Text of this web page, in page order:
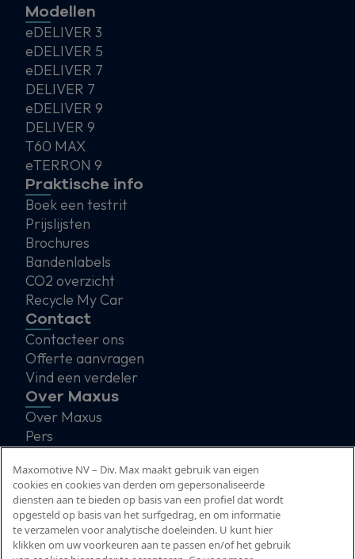
Modellen
eDELIVER 3
eDELIVER 5
eDELIVER 7
DELIVER 7
eDELIVER 9
DELIVER 9
T60 MAX
eTERRON 9
Praktische info
Boek een testrit
Prijslijsten
Brochures
Bandenlabels
CO2 overzicht
Recycle My Car
Contact
Contacteer ons
Offerte aanvragen
Vind een verdeler
Over Maxus
Over Maxus
Pers
Maxomotive NV – Div. Max maakt gebruik van eigen
cookies en cookies van derden om gepersonaliseerde
diensten aan te bieden op basis van een profiel dat wordt
opgesteld op basis van het surfgedrag, en om informatie
te verzamelen voor analytische doeleinden. U kunt hier
klikken om uw voorkeuren aan te passen en/of het gebruik